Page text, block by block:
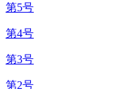
第5号
第4号
第3号
第2号